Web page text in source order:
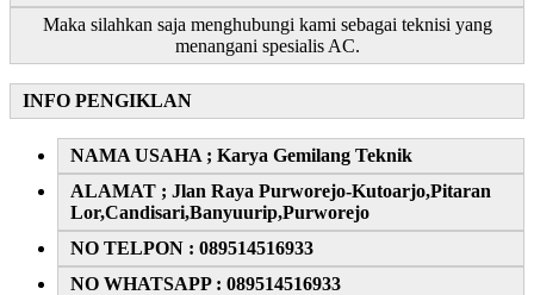
Maka silahkan saja menghubungi kami sebagai teknisi yang
menangani spesialis AC.
INFO PENGIKLAN
NAMA USAHA ; Karya Gemilang Teknik
ALAMAT ; Jlan Raya Purworejo-Kutoarjo,Pitaran
Lor,Candisari,Banyuurip,Purworejo
NO TELPON : 089514516933
NO WHATSAPP : 089514516933